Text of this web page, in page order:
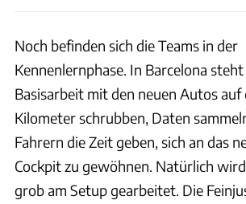
Noch befinden sich die Teams in der
Kennenlernphase. In Barcelona
Basisarbeit mit den neuen Autos
Kilometer schrubben, Daten
Fahrern die Zeit geben, sich an das
Cockpit zu gewöhnen. Natürlich
grob am Setup gearbeitet. Die